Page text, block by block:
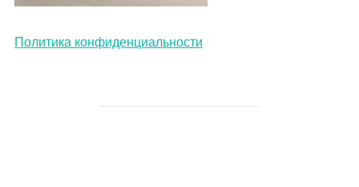
Политика конфиденциальности